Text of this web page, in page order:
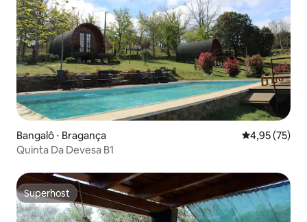
Bangalô ⋅ Bragança 4,95 de uma
4,95 (75)
Quinta Da Devesa B1
Superhost
Superhost